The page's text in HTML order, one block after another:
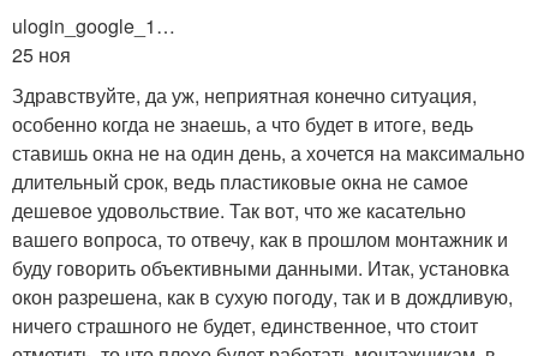
ulogin_google_1…
25 ноя
Здравствуйте, да уж, неприятная конечно ситуация,
особенно когда не знаешь, а что будет в итоге, ведь
ставишь окна не на один день, а хочется на максимально
длительный срок, ведь пластиковые окна не самое
дешевое удовольствие. Так вот, что же касательно
вашего вопроса, то отвечу, как в прошлом монтажник и
буду говорить объективными данными. Итак, установка
окон разрешена, как в сухую погоду, так и в дождливую,
ничего страшного не будет, единственное, что стоит